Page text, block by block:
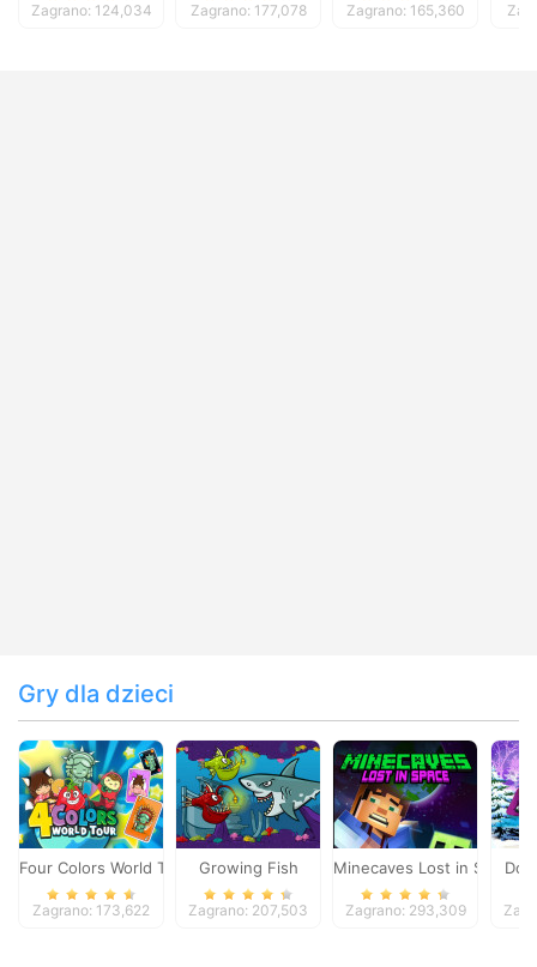
Zagrano: 124,034 Zagrano: 177,078 Zagrano: 165,360
Gry dla dzieci
Four Colors World Tour
Zagrano: 173,622
Growing Fish
Zagrano: 207,503
Minecaves Lost in Space
Zagrano: 293,309